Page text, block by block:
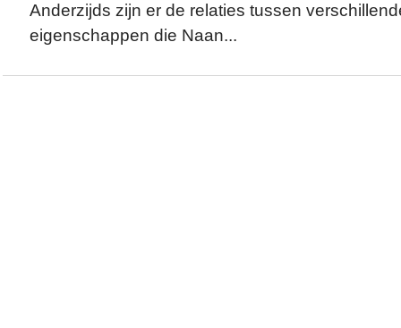
Anderzijds zijn er de relaties tussen
eigenschappen die Naan...